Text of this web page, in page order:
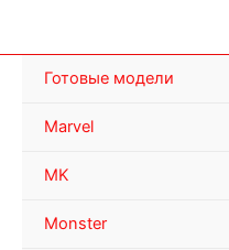
Готовые модели
Marvel
MK
Monster